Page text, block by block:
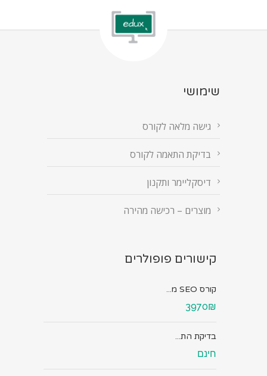
שימושי
גישה מלאה לקורס
בדיקת התאמה לקורס
דיסקליימר ותקנון
מוצרים – רכישה מהירה
קישורים פופולרים
קורס SEO מ...
3970₪
בדיקת הת...
חינם